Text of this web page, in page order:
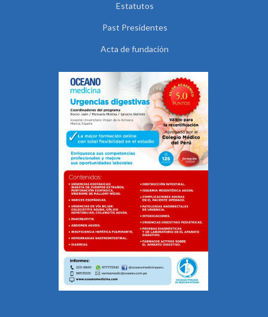
Estatutos
Past Presidentes
Acta de fundación